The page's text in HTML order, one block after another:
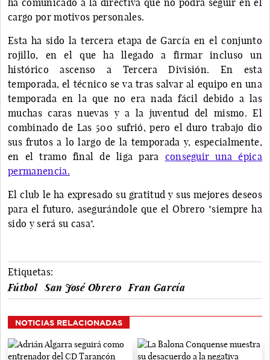
cargo por motivos personales.
Esta ha sido la tercera etapa de García en el conjunto
rojillo, en el que ha llegado a firmar incluso un
histórico ascenso a Tercera División. En esta
temporada, el técnico se va tras salvar al equipo en una
temporada en la que no era nada fácil debido a las
muchas caras nuevas y a la juventud del mismo. El
combinado de Las 500 sufrió, pero el duro trabajo dio
sus frutos a lo largo de la temporada y, especialmente,
en el tramo final de liga para conseguir una épica
permanencia.
El club le ha expresado su gratitud y sus mejores deseos
para el futuro, asegurándole que el Obrero "siempre ha
sido y será su casa".
Etiquetas:
Fútbol
San José Obrero Fran García
NOTICIAS RELACIONADAS